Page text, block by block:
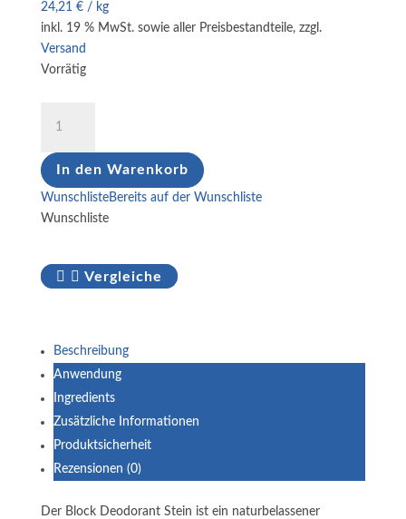
24,21 €/ kg
inkl. 19 % MwSt. sowie aller Preisbestandteile, zzgl.
Versand
Vorrätig
Salzstein
"Himalaya
Block"
Menge
In den Warenkorb
WunschlisteBereits auf der Wunschliste
Wunschliste
Vergleiche
Beschreibung
Anwendung
Ingredients
Zusätzliche Informationen
Produktsicherheit
Rezensionen (0)
Der Block Deodorant Stein ist ein naturbelassener